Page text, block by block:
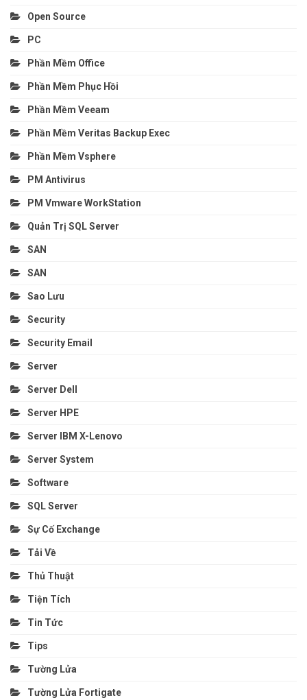
Open Source
PC
Phần Mềm Office
Phần Mềm Phục Hồi
Phần Mềm Veeam
Phần Mềm Veritas Backup Exec
Phần Mềm Vsphere
PM Antivirus
PM Vmware WorkStation
Quản Trị SQL Server
SAN
SAN
Sao Lưu
Security
Security Email
Server
Server Dell
Server HPE
Server IBM X-Lenovo
Server System
Software
SQL Server
Sự Cố Exchange
Tải Về
Thủ Thuật
Tiện Tích
Tin Tức
Tips
Tường Lửa
Tường Lửa Fortigate